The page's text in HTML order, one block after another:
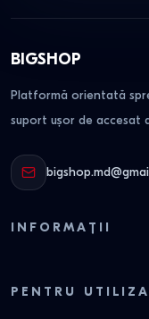
BIGSHOP
Platformă orientată
suport ușor de accesat
INFORMAȚII
PENTRU